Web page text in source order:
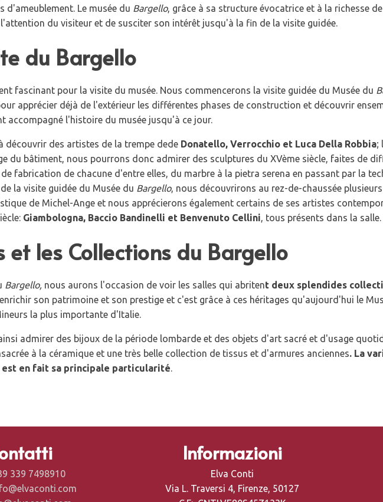
d'ameublement. Le musée du Bargello, grâce à sa structure évocatrice et à la richesse
du visiteur et de susciter son intérêt jusqu'à la fin de la visite guidée.
du Bargello
fascinant pour la visite du musée. Nous commencerons la visite guidée du Musée du
apprécier déjà de l'extérieur les différentes phases de construction et découvrir
accompagné l'histoire du musée jusqu'à ce jour.
découvrir des artistes de la trempe dede Donatello, Verrocchio et Luca Della Robbia;
du bâtiment, nous pourrons donc admirer des sculptures du XVème siècle, faites de
fabrication de chacune d'entre elles, du marbre à la pietra serena en passant par la
la visite guidée du Musée du Bargello, nous découvrirons au rez-de-chaussée
de Michel-Ange et nous apprécierons également certains de ses artistes
Giambologna, Baccio Bandinelli et Benvenuto Cellini, tous présents dans la salle.
et les Collections du Bargello
Bargello, nous aurons l'occasion de voir les salles qui abritent deux splendides
son patrimoine et son prestige et c'est grâce à ces héritages qu'aujourd'hui le
la plus importante d'Italie.
admirer des bijoux de la période lombarde et des objets d'art sacré et d'usage
à la céramique et une très belle collection de tissus et d'armures anciennes. La
est en fait sa principale particularité.
339 7498910
Informazioni
Elva Conti
Via L. Traversi 4, Firenze, 50127